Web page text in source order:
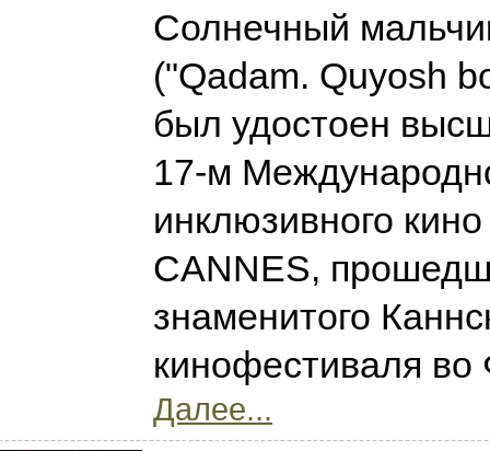
Солнечный
("Qadam. Quyosh
был удостоен
17-м
инклюзивного
CANNES,
знаменитого
кинофестиваля
Далее...